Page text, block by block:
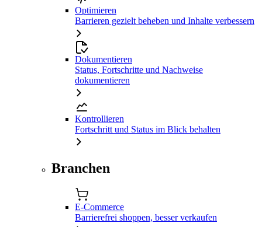
Optimieren
Barrieren gezielt beheben und Inhalte verbessern
Dokumentieren
Status, Fortschritte und Nachweise
dokumentieren
Kontrollieren
Fortschritt und Status im Blick behalten
Branchen
E-Commerce
Barrierefrei shoppen, besser verkaufen